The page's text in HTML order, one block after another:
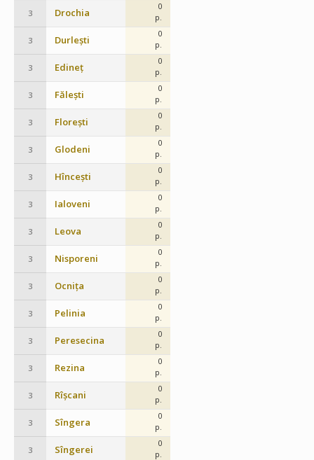
3 Drochia
0
p.
3 Durlești
0
p.
3 Edineț
0
p.
3 Fălești
0
p.
3 Florești
0
p.
3 Glodeni
0
p.
3 Hîncești
0
p.
3 Ialoveni
0
p.
3 Leova
0
p.
3 Nisporeni
0
p.
3 Ocnița
0
p.
3 Pelinia
0
p.
3 Peresecina
0
p.
3 Rezina
0
p.
3 Rîșcani
0
p.
3 Sîngera
0
p.
3 Sîngerei
0
p.